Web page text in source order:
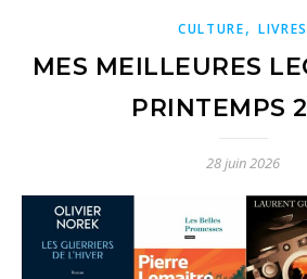
CULTURE, LIVRES
MES MEILLEURES
PRINTEMPS
28 juin 2026